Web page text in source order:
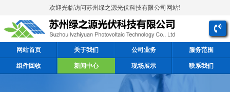
欢迎光临访问苏州绿之源光伏科技有限公司网站!
网站首页 关于我们 公司业务 服务范围
组件回收 新闻中心 现场展示 联系我们